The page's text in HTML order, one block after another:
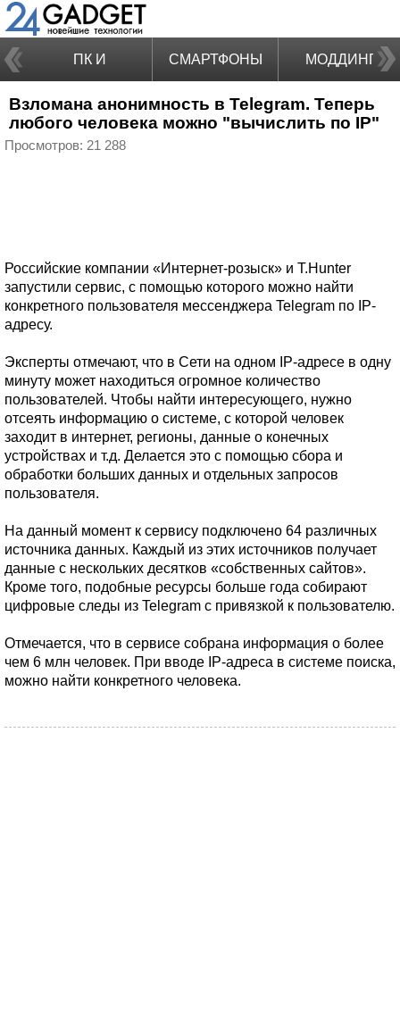
ПК И
НОУТБУКИ
СМАРТФОНЫ МОДДИНГ
Взломана анонимность в Telegram. Теперь
любого человека можно "вычислить по IP"
Просмотров: 21 288
Российские компании «Интернет-розыск» и T.Hunter
запустили сервис, с помощью которого можно найти
конкретного пользователя мессенджера Telegram по IP-
адресу.
Эксперты отмечают, что в Сети на одном IP-адресе в одну
минуту может находиться огромное количество
пользователей. Чтобы найти интересующего, нужно
отсеять информацию о системе, с которой человек
заходит в интернет, регионы, данные о конечных
устройствах и т.д. Делается это с помощью сбора и
обработки больших данных и отдельных запросов
пользователя.
На данный момент к сервису подключено 64 различных
источника данных. Каждый из этих источников получает
данные с нескольких десятков «собственных сайтов».
Кроме того, подобные ресурсы больше года собирают
цифровые следы из Telegram с привязкой к пользователю.
Отмечается, что в сервисе собрана информация о более
чем 6 млн человек. При вводе IP-адреса в системе поиска,
можно найти конкретного человека.